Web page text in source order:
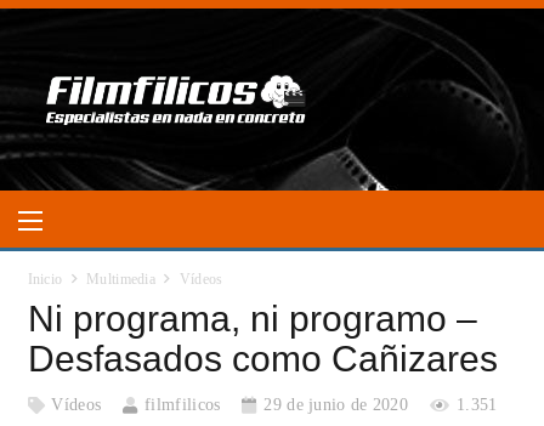
Inicio Multimedia Vídeos
Ni programa, ni programo –
Desfasados como Cañizares
Vídeos filmfilicos 29 de junio de 2020 1.351